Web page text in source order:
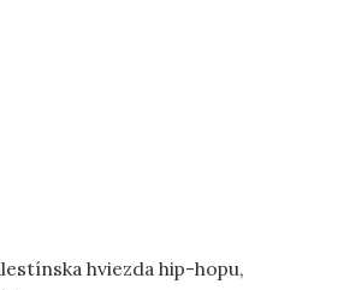
hviezda hip-hopu,